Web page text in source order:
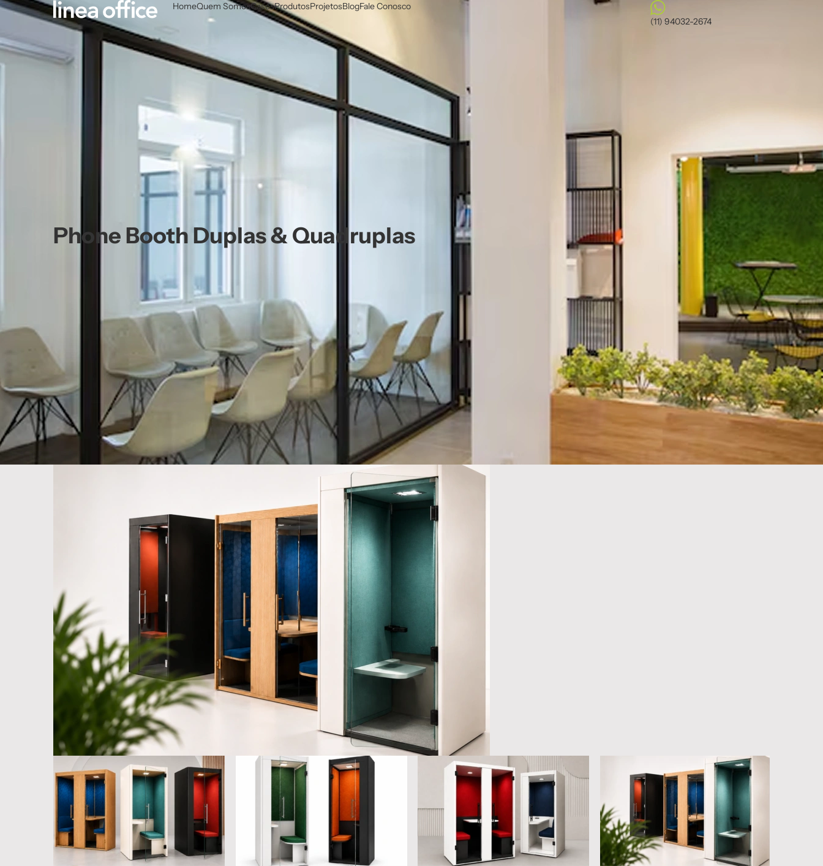
HomeQuem SomosCasesProdutosProjetosBlogFale Conosco
(11) 94032-2674
Phone Booth Duplas & Quadruplas